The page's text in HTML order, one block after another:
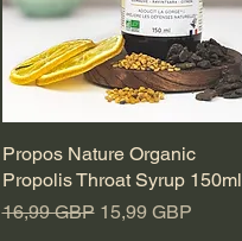
Podgląd
Propos Nature Organic
Propolis Throat Syrup 150ml
Regularna cena
16,99 GBP Cena rabatowa
15,99 GBP